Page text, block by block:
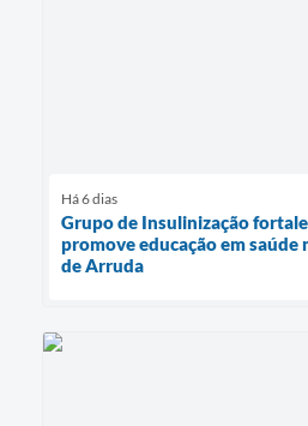
Há 6 dias
Grupo de Insulinização
promove educação em saúde
de Arruda